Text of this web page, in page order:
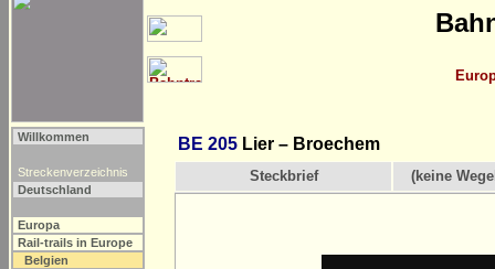
Willkommen
Streckenverzeichnis
Deutschland
Europa
Rail-trails in Europe
Belgien
BE 205 Lier – Broechem
Steckbrief (keine